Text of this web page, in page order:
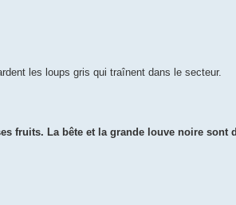
les loups gris qui traînent dans le secteur.
fruits. La bête et la grande louve noire sont